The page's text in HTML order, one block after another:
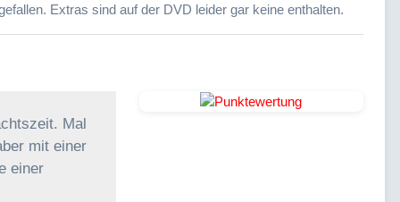
Extras sind auf der DVD leider gar keine enthalten.
Mal
mit einer
einer